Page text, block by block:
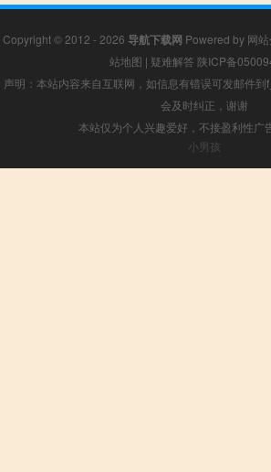
Copyright © 2012 - 2026 导航下载网 Powered by 网
站地图 | 疑难解答 陕ICP备
声明：本站内容来自互联网，如信息有错误可发邮件
会及时纠正，谢谢
本站仅为个人兴趣爱好，不接盈利性广
小男孩